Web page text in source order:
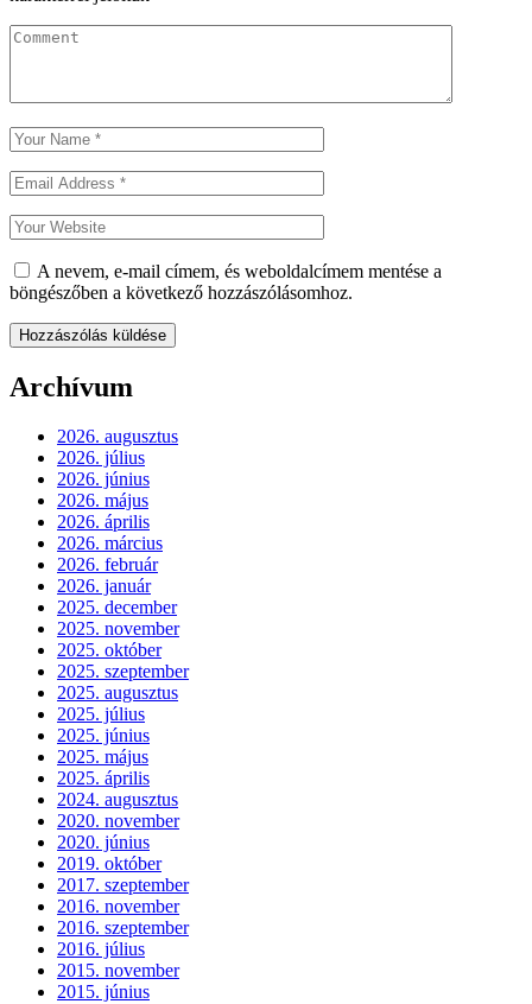
A nevem, e-mail címem, és weboldalcímem mentése a
böngészőben a következő hozzászólásomhoz.
Archívum
2026. augusztus
2026. július
2026. június
2026. május
2026. április
2026. március
2026. február
2026. január
2025. december
2025. november
2025. október
2025. szeptember
2025. augusztus
2025. július
2025. június
2025. május
2025. április
2024. augusztus
2020. november
2020. június
2019. október
2017. szeptember
2016. november
2016. szeptember
2016. július
2015. november
2015. június